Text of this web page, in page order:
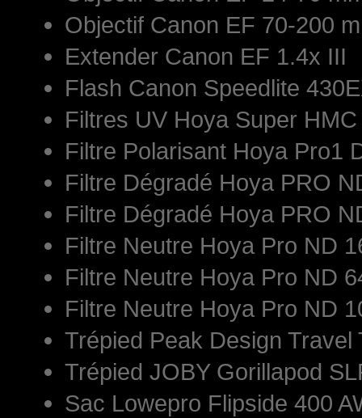
Objectif Canon EF 70-200
Extender Canon EF 1.4x III
Flash Canon Speedlite
Filtres UV Hoya Super
Filtre Polarisant Hoya Pro1
Filtre Dégradé Hoya PRO
Filtre Dégradé Hoya PRO
Filtre Neutre Hoya Pro ND
Filtre Neutre Hoya Pro ND
Filtre Neutre Hoya Pro ND
Trépied Peak Design Travel
Trépied JOBY Gorillapod
Sac Lowepro Flipside 400